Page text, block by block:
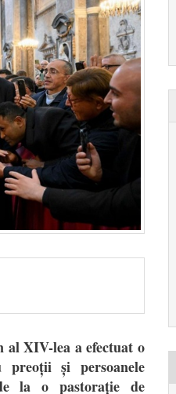
al XIV-lea a efectuat o
și persoanele
la o pastorație de